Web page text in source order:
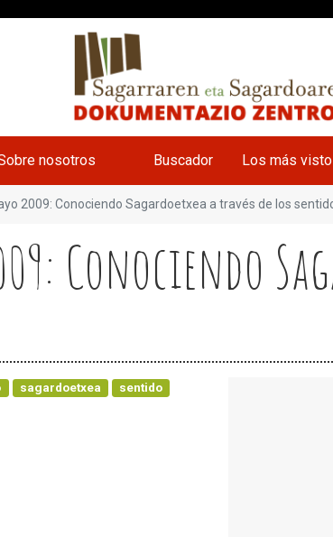
nosotros Buscador Los más
2009: Conociendo Sagardoetxea a través de los
Conociendo
sagardoetxea sentido